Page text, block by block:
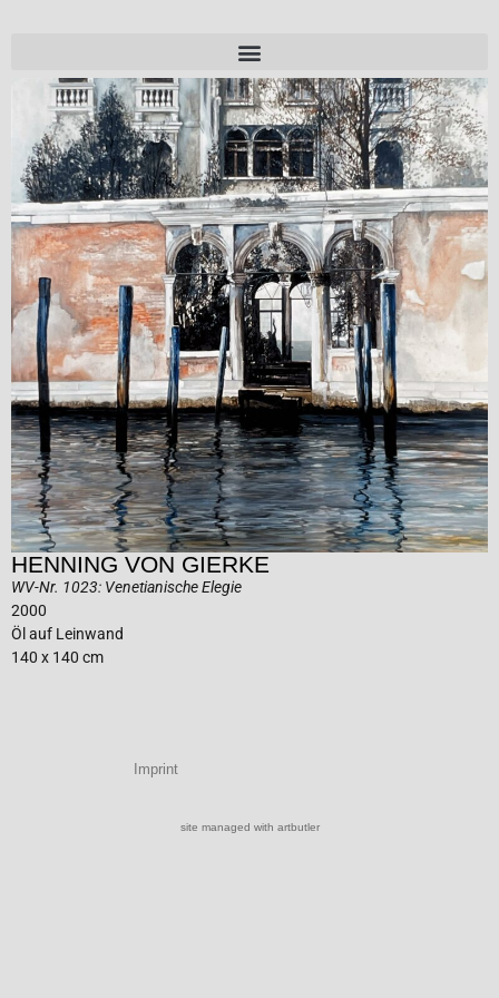
HENNING VON GIERKE
WV-Nr. 1023: Venetianische Elegie
2000
Öl auf Leinwand
140 x 140 cm
Imprint
site managed with artbutler